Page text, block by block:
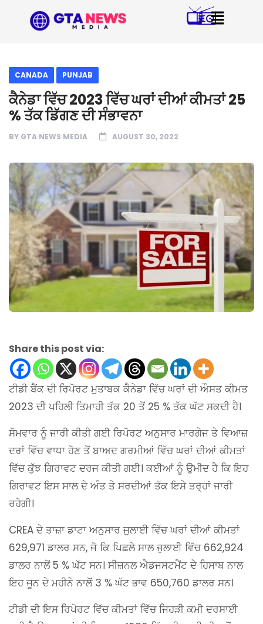
CANADA PUNJAB
ਕੈਨੇਡਾ ਵਿੱਚ 2023 ਵਿੱਚ ਘਰਾਂ ਦੀਆਂ ਕੀਮਤਾਂ 25
% ਤੱਕ ਡਿੱਗਣ ਦੀ ਸੰਭਾਵਨਾ
BY GTA NEWS MEDIA AUGUST 30, 2022
Share this post via:
ਟੀਡੀ ਬੈਂਕ ਦੀ ਰਿਪੋਰਟ ਮੁਤਾਬਕ ਕੈਨੇਡਾ ਵਿੱਚ ਘਰਾਂ ਦੀ ਔਸਤ ਕੀਮਤ
2023 ਦੀ ਪਹਿਲੀ ਤਿਮਾਹੀ ਤੱਕ 20 ਤੋਂ 25 % ਤੱਕ ਘੱਟ ਸਕਦੀ ਹੈ।
ਸੋਮਵਾਰ ਨੂੰ ਜਾਰੀ ਕੀਤੀ ਗਈ ਰਿਪੋਰਟ ਅਨੁਸਾਰ ਮਾਰਗੇਜ ਤੇ ਵਿਆਜ਼
ਦਰਾਂ ਵਿੱਚ ਵਾਧਾ ਹੋਣ ਤੋਂ ਬਾਅਦ ਗਰਮੀਆਂ ਵਿੱਚ ਘਰਾਂ ਦੀਆਂ ਕੀਮਤਾਂ
ਵਿੱਚ ਕੁੱਝ ਗਿਰਾਵਟ ਦਰਜ ਕੀਤੀ ਗਈ। ਕਈਆਂ ਨੂੰ ਉਮੀਦ ਹੈ ਕਿ ਇਹ
ਗਿਰਾਵਟ ਇਸ ਸਾਲ ਦੇ ਅੰਤ ਤੇ ਸਰਦੀਆਂ ਤੱਕ ਇਸੇ ਤਰ੍ਹਾਂ ਜਾਰੀ
ਰਹੇਗੀ।
CREA ਦੇ ਤਾਜ਼ਾ ਡਾਟਾ ਅਨੁਸਾਰ ਜੁਲਾਈ ਵਿੱਚ ਘਰਾਂ ਦੀਆਂ ਕੀਮਤਾਂ
629,971 ਡਾਲਰ ਸਨ, ਜੋ ਕਿ ਪਿਛਲੇ ਸਾਲ ਜੁਲਾਈ ਵਿੱਚ 662,924
ਡਾਲਰ ਨਾਲੋਂ 5 % ਘੱਟ ਸਨ। ਸੀਜ਼ਨਲ ਐਡਜਸਟਮੈਂਟ ਦੇ ਹਿਸਾਬ ਨਾਲ
ਇਹ ਜੂਨ ਦੇ ਮਹੀਨੇ ਨਾਲੋਂ 3 % ਘੱਟ ਭਾਵ 650,760 ਡਾਲਰ ਸਨ।
ਟੀਡੀ ਦੀ ਇਸ ਰਿਪੋਰਟ ਵਿੱਚ ਕੀਮਤਾਂ ਵਿੱਚ ਜਿਹੜੀ ਕਮੀ ਦਰਸਾਈ